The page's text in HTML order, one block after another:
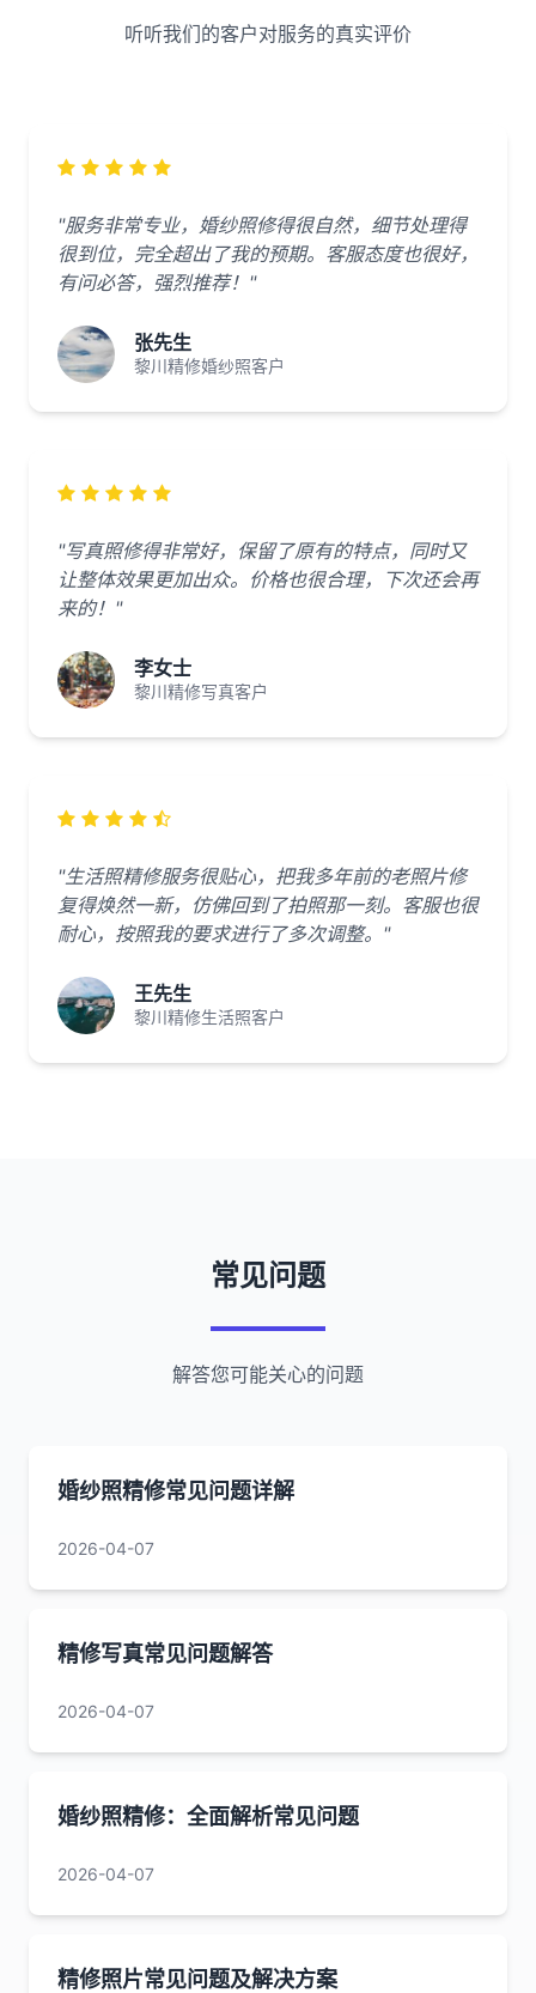
听听我们的客户对服务的真实评价
"服务非常专业，婚纱照修得很自然，细节处理得
很到位，完全超出了我的预期。客服态度也很好，
有问必答，强烈推荐！"
张先生
黎川精修婚纱照客户
"写真照修得非常好，保留了原有的特点，同时又
让整体效果更加出众。价格也很合理，下次还会再
来的！"
李女士
黎川精修写真客户
"生活照精修服务很贴心，把我多年前的老照片修
复得焕然一新，仿佛回到了拍照那一刻。客服也很
耐心，按照我的要求进行了多次调整。"
王先生
黎川精修生活照客户
常见问题
解答您可能关心的问题
婚纱照精修常见问题详解
2026-04-07
精修写真常见问题解答
2026-04-07
婚纱照精修：全面解析常见问题
2026-04-07
精修照片常见问题及解决方案